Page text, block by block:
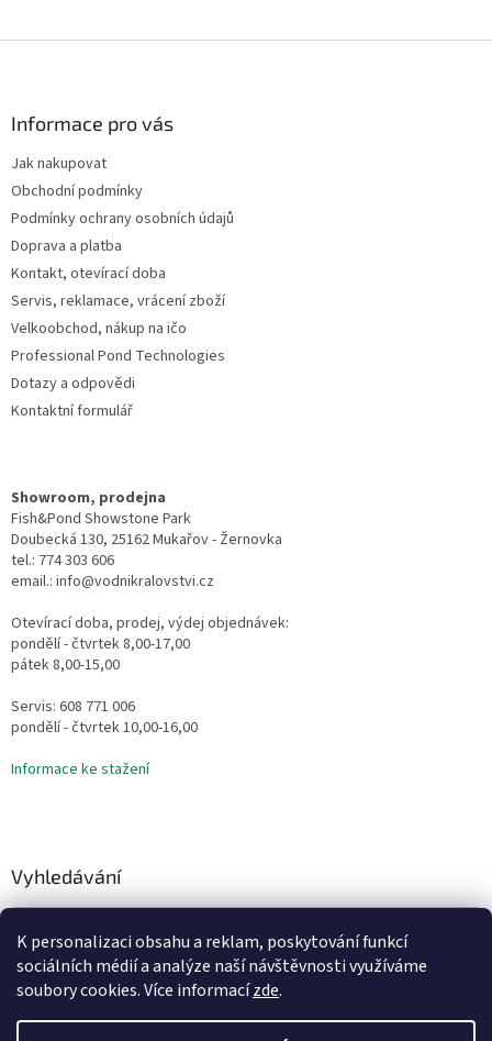
K personalizaci obsahu a reklam, poskytování funkcí
sociálních médií a analýze naší návštěvnosti využíváme
soubory cookies. Více informacízde.
Informace pro vás
Jak nakupovat
Obchodní podmínky
Podmínky ochrany osobních údajů
Doprava a platba
Kontakt, otevírací doba
Servis, reklamace, vrácení zboží
Velkoobchod, nákup na ičo
Professional Pond Technologies
Dotazy a odpovědi
Kontaktní formulář
Showroom, prodejna
Fish&Pond Showstone Park
Doubecká 130, 25162 Mukařov - Žernovka
tel.: 774 303 606
email.: info@vodnikralovstvi.cz
Otevírací doba, prodej, výdej objednávek:
pondělí - čtvrtek 8,00-17,00
pátek 8,00-15,00
Servis: 608 771 006
pondělí - čtvrtek 10,00-16,00
Informace ke stažení
Vyhledávání
HLEDAT